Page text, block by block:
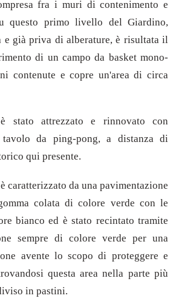
fra i muri di contenimento e
questo primo livello del Giardino,
e già priva di alberature, è risultata il
di un campo da basket mono-
contenute e copre un'area di circa
stato attrezzato e rinnovato con
da ping-pong, a distanza di
qui presente.
caratterizzato da una pavimentazione
colata di colore verde con le
bianco ed è stato recintato tramite
sempre di colore verde per una
avente lo scopo di proteggere e
questa area nella parte più
in pastini.